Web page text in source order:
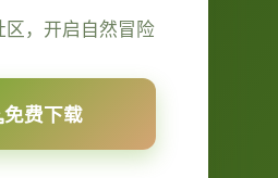
区，开启自然冒险
免费下载